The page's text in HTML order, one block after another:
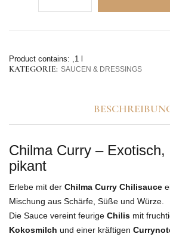
Product contains: ,1
KATEGORIE: SAUCEN & DRESSINGS
Chilma Curry – Exotisch,
pikant
Erlebe mit der Chilma Curry Chilisauce
Mischung aus Schärfe, Süße und Würze.
Die Sauce vereint feurige Chilis mit
Kokosmilch und einer kräftigen